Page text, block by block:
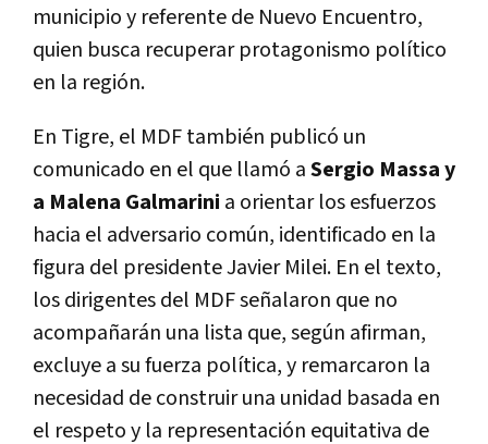
municipio y referente de Nuevo Encuentro,
quien busca recuperar protagonismo político
en la región.
En Tigre, el MDF también publicó un
comunicado en el que llamó aSergio Massa y
a Malena Galmarini a orientar los esfuerzos
hacia el adversario común, identificado en la
figura del presidente Javier Milei. En el texto,
los dirigentes del MDF señalaron que no
acompañarán una lista que, según afirman,
excluye a su fuerza política, y remarcaron la
necesidad de construir una unidad basada en
el respeto y la representación equitativa de